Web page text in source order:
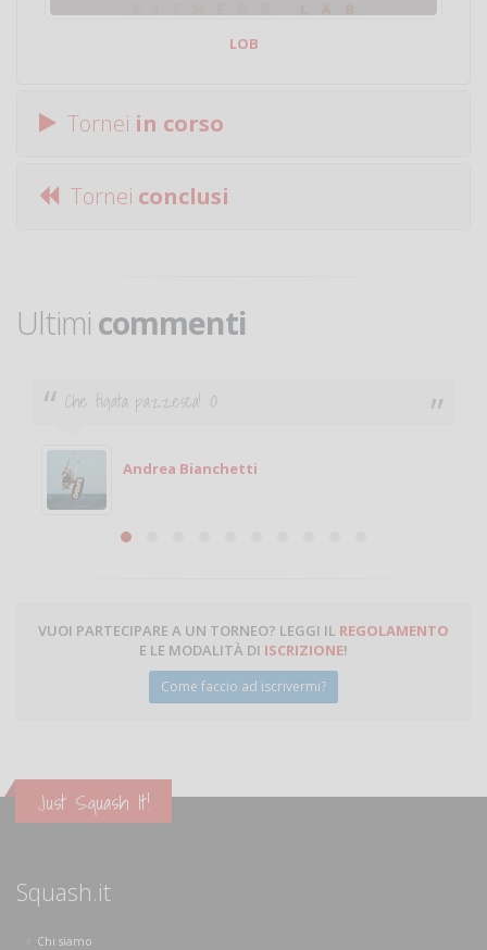
LOB
Tornei in corso
Tornei conclusi
Ultimi commenti
Ciao. Sono a Treviglio da poco e vorrei tornare a
giocare. Se sei in zona e puoi giocare fammi sapere.
Michele
Michele Miglionico
VUOI PARTECIPARE A UN TORNEO? LEGGI IL REGOLAMENTO
E LE MODALITÀ DI ISCRIZIONE!
Come faccio ad iscrivermi?
Just Squash It!
Squash.it
Chi siamo